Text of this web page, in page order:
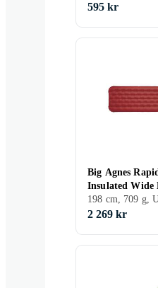
595 kr
Big Agnes
Insulated Wide
63x198cm
198 cm, 709 g,
2 269 kr